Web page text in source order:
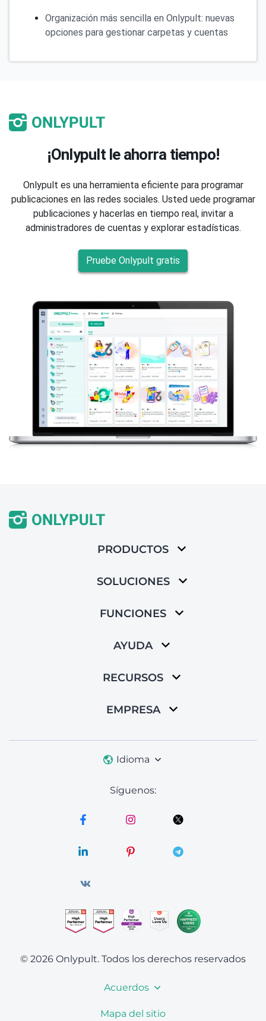
Organización más sencilla en Onlypult: nuevas
opciones para gestionar carpetas y cuentas
¡Onlypult le ahorra tiempo!
Onlypult es una herramienta eficiente para programar
publicaciones en las redes sociales. Usted uede programar
publicaciones y hacerlas en tiempo real, invitar a
administradores de cuentas y explorar estadísticas.
Pruebe Onlypult gratis
PRODUCTOS
SOLUCIONES
FUNCIONES
AYUDA
RECURSOS
EMPRESA
Idioma
Síguenos:
© 2026 Onlypult. Todos los derechos reservados
Acuerdos
Mapa del sitio